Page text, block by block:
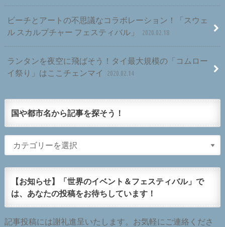
ビーチとアートの不思議なコラボレーション！「スウェ
ル スカルプチャー フェスティバル」
2020.02.18
ランタンを夜空に飛ばそう！タイ最大規模の「コムロー
イ祭り」はここチェンマイ
2020.02.14
国や都市名から記事を探そう！
【お知らせ】「世界のイベント＆フェスティバル」で
は、あなたの投稿をお待ちしています！
記事投稿には謝礼進呈いたします。お気軽にご連絡くださ